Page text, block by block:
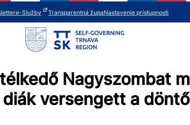
e-Služby Transparentná župaNastavenie prístupnosti
Nagyszombat
versengett a